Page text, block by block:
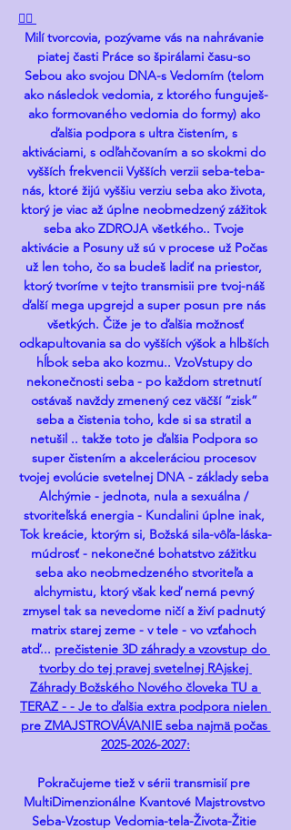
❤️‍🔥
Milí tvorcovia, pozývame vás na nahrávanie
piatej časti Práce so špirálami času-so
Sebou ako svojou DNA-s Vedomím (telom
ako následok vedomia, z ktorého funguješ-
ako formovaného vedomia do formy) ako
ďalšia podpora s ultra čistením, s
aktiváciami, s odľahčovaním a so skokmi do
vyšších frekvencii Vyšších verzii seba-teba-
nás, ktoré žijú vyššiu verziu seba ako života,
ktorý je viac až úplne neobmedzený zážitok
seba ako ZDROJA všetkého.. Tvoje
aktivácie a Posuny už sú v procese už Počas
už len toho, čo sa budeš ladiť na priestor,
ktorý tvoríme v tejto transmisii pre tvoj-náš
ďalší mega upgrejd a super posun pre nás
všetkých. Čiže je to ďalšia možnosť
odkapultovania sa do vyšších výšok a hlbších
hĺbok seba ako kozmu.. VzoVstupy do
nekonečnosti seba - po každom stretnutí
ostávaš navždy zmenený cez väčší “zisk”
seba a čistenia toho, kde si sa stratil a
netušil .. takže toto je ďalšia Podpora so
super čistením a akceleráciou procesov
tvojej evolúcie svetelnej DNA - základy seba
Alchýmie - jednota, nula a sexuálna /
stvoriteľská energia - Kundalini úplne inak,
Tok kreácie, ktorým si, Božská sila-vôľa-láska-
múdrosť - nekonečné bohatstvo zážitku
seba ako neobmedzeného stvoriteľa a
alchymistu, ktorý však keď nemá pevný
zmysel tak sa nevedome ničí a živí padnutý
matrix starej zeme - v tele - vo vzťahoch
atď... prečistenie 3D záhrady a vzovstup do
tvorby do tej pravej svetelnej RAjskej
Záhrady Božského Nového človeka TU a
TERAZ - - Je to ďalšia extra podpora nielen
pre ZMAJSTROVÁVANIE seba najmä počas
2025-2026-2027:
Pokračujeme tiež v sérii transmisií pre
MultiDimenzionálne Kvantové Majstrovstvo
Seba-Vzostup Vedomia-tela-Života-Žitie